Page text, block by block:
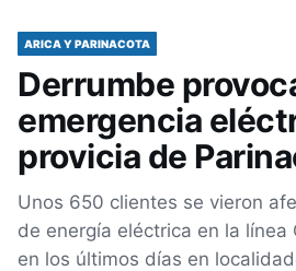
ARICA Y PARINACOTA
Derrumbe
emergencia
provicia de
Unos 650 clientes se vieron
de energía eléctrica en la línea
en los últimos días en